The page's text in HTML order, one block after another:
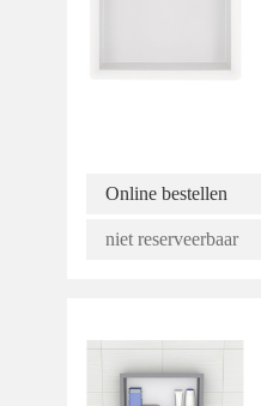
Online bestellen
niet reserveerbaar